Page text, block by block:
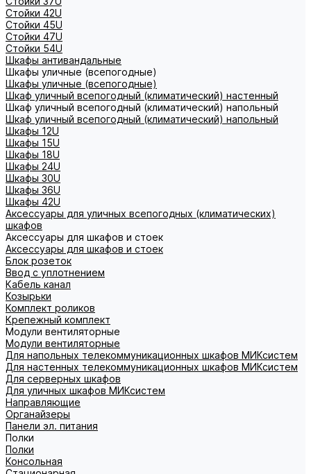
Стойки 42U
Стойки 45U
Стойки 47U
Стойки 54U
Шкафы антивандальные
Шкафы уличные (всепогодные)
Шкафы уличные (всепогодные)
Шкаф уличный всепогодный (климатический) настенный
Шкаф уличный всепогодный (климатический) напольный
Шкаф уличный всепогодный (климатический) напольный
Шкафы 12U
Шкафы 15U
Шкафы 18U
Шкафы 24U
Шкафы 30U
Шкафы 36U
Шкафы 42U
Аксессуары для уличных всепогодных (климатических)
шкафов
Аксессуары для шкафов и стоек
Аксессуары для шкафов и стоек
Блок розеток
Ввод с уплотнением
Кабель канал
Козырьки
Комплект роликов
Крепежный комплект
Модули вентиляторные
Модули вентиляторные
Для напольных телекоммуникационных шкафов МИКсистем
Для настенных телекоммуникационных шкафов МИКсистем
Для серверных шкафов
Для уличных шкафов МИКсистем
Направляющие
Органайзеры
Панели эл. питания
Полки
Полки
Консольная